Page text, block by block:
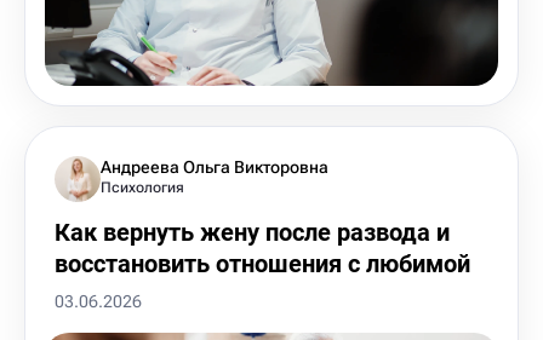
Андреева Ольга Викторовна
Психология
Как вернуть жену после развода и
восстановить отношения с любимой
03.06.2026